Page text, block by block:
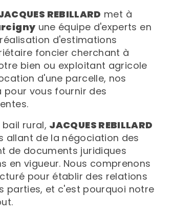
REBILLARD met à
une équipe d'experts en
d'estimations
foncier cherchant à
bien ou exploitant agricole
d'une parcelle, nos
vous fournir des
rural, JACQUES REBILLARD
allant de la négociation des
de documents juridiques
en vigueur. Nous comprenons
pour établir des relations
parties, et c'est pourquoi notre